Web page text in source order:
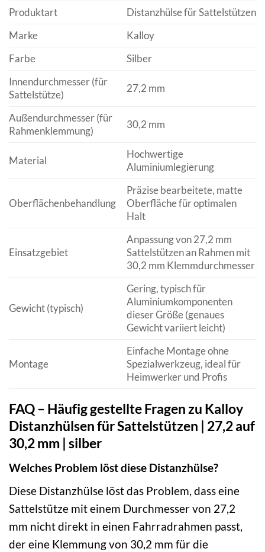
Produktart
Distanzhülse für Sattelstützen
Marke
Kalloy
Farbe
Silber
Innendurchmesser (für
Sattelstütze)
27,2 mm
Außendurchmesser (für
Rahmenklemmung)
30,2 mm
Material
Hochwertige
Aluminiumlegierung
Oberflächenbehandlung
Präzise bearbeitete, matte
Oberfläche für optimalen
Halt
Einsatzgebiet
Anpassung von 27,2 mm
Sattelstützen an Rahmen mit
30,2 mm Klemmdurchmesser
Gewicht (typisch)
Gering, typisch für
Aluminiumkomponenten
dieser Größe (genaues
Gewicht variiert leicht)
Montage
Einfache Montage ohne
Spezialwerkzeug, ideal für
Heimwerker und Profis
FAQ – Häufig gestellte Fragen zu Kalloy
Distanzhülsen für Sattelstützen | 27,2 auf
30,2 mm | silber
Welches Problem löst diese Distanzhülse?
Diese Distanzhülse löst das Problem, dass eine
Sattelstütze mit einem Durchmesser von 27,2
mm nicht direkt in einen Fahrradrahmen passt,
der eine Klemmung von 30,2 mm für die